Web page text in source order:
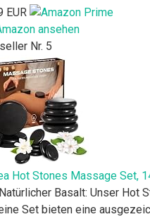
EUR
ansehen
Nr. 5
Hot Stones Massage Set,
Basalt: Unser Hot
Set bieten eine